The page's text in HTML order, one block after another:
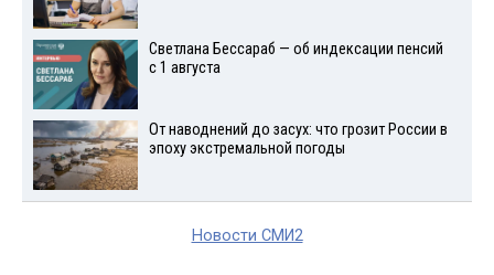
Светлана Бессараб — об индексации пенсий
с 1 августа
От наводнений до засух: что грозит России в
эпоху экстремальной погоды
Новости СМИ2